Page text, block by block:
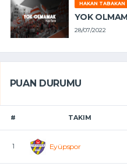
HAKAN TABAKAN
YOK
28/07/2022
PUAN DURUMU
# TAKIM
1 Eyüpspor